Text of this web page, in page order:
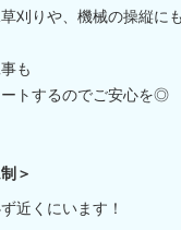
刈りや、機械の操縦に
も
トするのでご安心を◎
＞
近くにいます！